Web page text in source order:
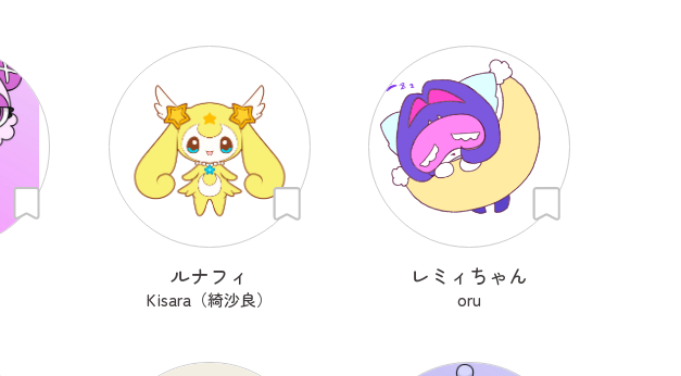
ルナフィ
Kisara（綺沙良）
レミィちゃん
oru